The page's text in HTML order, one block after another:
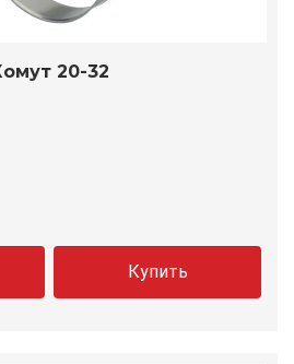
20-32
Купить